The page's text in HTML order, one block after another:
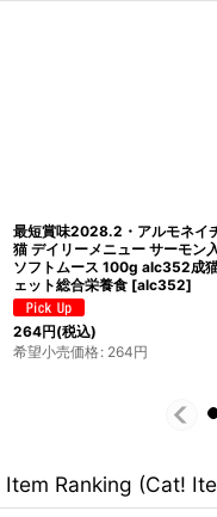
最短賞味2027.6・アルモネイ
猫 デイリーメニュー チキン
alc165成猫用ウェット総合栄
almo nature正規品 [alc165
770円(税込)
希望小売価格: 770円
Item Ranking (Cat!